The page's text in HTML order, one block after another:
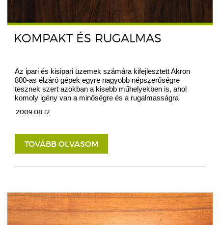
KOMPAKT ÉS RUGALMAS
Az ipari és kisipari üzemek számára kifejlesztett Akron
800-as élzáró gépek egyre nagyobb népszerűségre
tesznek szert azokban a kisebb műhelyekben is, ahol
komoly igény van a minőségre és a rugalmasságra
2009.08.12.
TOVÁBB OLVASOM